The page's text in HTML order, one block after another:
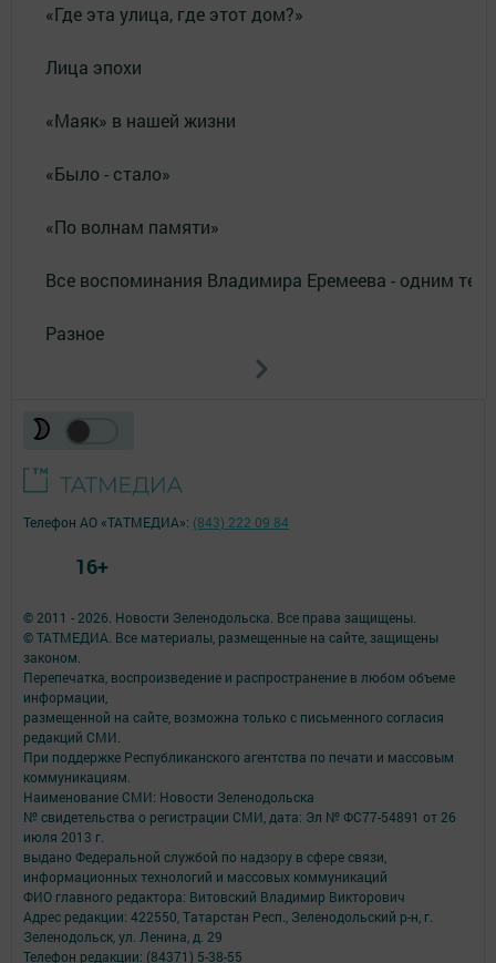
«Где эта улица, где этот дом?»
Лица эпохи
«Маяк» в нашей жизни
«Было - стало»
«По волнам памяти»
Все воспоминания Владимира Еремеева - одним
Разное
© 2011 - 2026. Новости Зеленодольска. Все права защищены.
© ТАТМЕДИА. Все материалы, размещенные на сайте, защищены
законом.
Перепечатка, воспроизведение и распространение в любом объеме
информации,
размещенной на сайте, возможна только с письменного согласия
редакций СМИ.
При поддержке Республиканского агентства по печати и массовым
коммуникациям.
Наименование СМИ: Новости Зеленодольска
№ свидетельства о регистрации СМИ, дата: Эл № ФС77-54891 от 26
июля 2013 г.
выдано Федеральной службой по надзору в сфере связи,
информационных технологий и массовых коммуникаций
ФИО главного редактора: Витовский Владимир Викторович
Адрес редакции: 422550, Татарстан Респ., Зеленодольский р-н, г.
Зеленодольск, ул. Ленина, д. 29
Телефон редакции: (84371) 5-38-55
Телефон АО «ТАТМЕДИА»: (843) 222 09 84
16+